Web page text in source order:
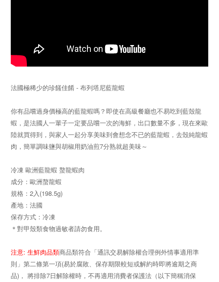
法國極稀少的珍饈佳餚 - 布列塔尼藍龍蝦
你有品嚐過身價極高的藍龍蝦嗎？即使在高級餐廳也不易吃到藍殼龍
蝦，是法國人一輩子一定要品嚐一次的海鮮，出口數量不多，現在來歐
陸就買得到，與家人一起分享美味到會想念不已的藍龍蝦，去殼純龍蝦
肉，簡單調味鹽與胡椒用奶油煎7分熟就超美味～
冷凍 歐洲藍龍蝦 螯龍蝦肉
成分：歐洲螯龍蝦
規格：2入(198.5g)
產地：法國
保存方式：冷凍
＊ 對甲殼類食物過敏者請勿食用。
注意: 生鮮肉品類商品類符合「通訊交易解除權合理例外情事適用準
則」第二條第一項(易於腐敗、保存期限較短或解約時即將逾期之商
品) ， 將排除7 日解除權時，不再適用消費者保護法（以下簡稱消保